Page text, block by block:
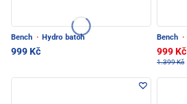
Bench · Hydro batoh
999 Kč
Bench ·
999 Kč
1.399 Kč